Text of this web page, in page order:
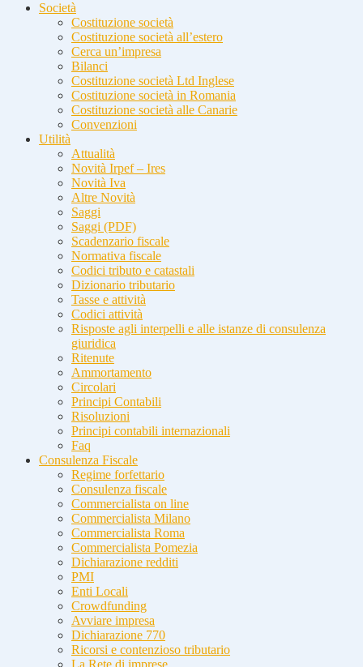
Società
Costituzione società
Costituzione società all’estero
Cerca un’impresa
Bilanci
Costituzione società Ltd Inglese
Costituzione società in Romania
Costituzione società alle Canarie
Convenzioni
Utilità
Attualità
Novità Irpef – Ires
Novità Iva
Altre Novità
Saggi
Saggi (PDF)
Scadenzario fiscale
Normativa fiscale
Codici tributo e catastali
Dizionario tributario
Tasse e attività
Codici attività
Risposte agli interpelli e alle istanze di consulenza
giuridica
Ritenute
Ammortamento
Circolari
Principi Contabili
Risoluzioni
Principi contabili internazionali
Faq
Consulenza Fiscale
Regime forfettario
Consulenza fiscale
Commercialista on line
Commercialista Milano
Commercialista Roma
Commercialista Pomezia
Dichiarazione redditi
PMI
Enti Locali
Crowdfunding
Avviare impresa
Dichiarazione 770
Ricorsi e contenzioso tributario
La Rete di imprese